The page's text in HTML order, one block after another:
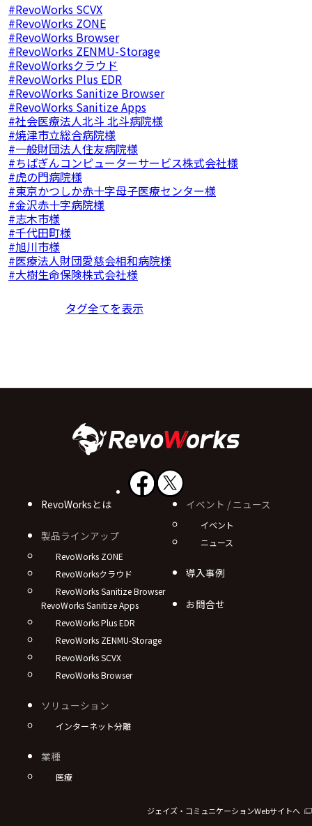
RevoWorks SCVX
RevoWorks ZONE
RevoWorks Browser
RevoWorks ZENMU-Storage
RevoWorksクラウド
RevoWorks Plus EDR
RevoWorks Sanitize Browser
RevoWorks Sanitize Apps
社会医療法人北斗 北斗病院様
焼津市立総合病院様
一般財団法人住友病院様
ちばぎんコンピューターサービス株式会社様
虎の門病院様
東京かつしか赤十字母子医療センター様
金沢赤十字病院様
志木市様
千代田町様
旭川市様
医療法人財団愛慈会相和病院様
大樹生命保険株式会社様
タグ全てを表示
RevoWorksとは
製品ラインアップ
RevoWorks ZONE
RevoWorksクラウド
RevoWorks Sanitize Browser
RevoWorks Sanitize Apps
RevoWorks Plus EDR
RevoWorks ZENMU-Storage
RevoWorks SCVX
RevoWorks Browser
ソリューション
インターネット分離
業種
医療
イベント / ニュース
イベント
ニュース
導入事例
お問合せ
ジェイズ・コミュニケーションWebサイトへ